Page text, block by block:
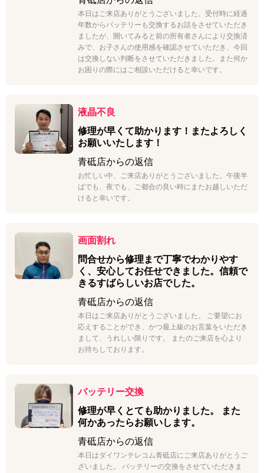
本日はご来店ありがとうございました。受付時に経過
年数からバッテリーも交換するお話をさせていただき
ましたが、開いてみると前の所有者さんにより交換済
みで、お子さんの使用感を確認させていただき、今回
は交換しない判断をさせていただきました。また何か
お困りの際にはご相談いただけると幸いです。
液晶不良
修理が早くて助かります！またよろしく
お願いいたします！
青砥店からの返信
お忙しい中、ご来店ありがとうございました。午後半
ばでも、夜でも、ご都合の良い時にまたお越しいただ
けると幸いです。
画面割れ
問合せから修理まで丁寧でわかりやす
く、安心してお任せできました。信頼で
きるすばらしいお店でした。
青砥店からの返信
本日はご来店ありがとうございました。 ご要望にお
応えすることができ、かつ最上級のお言葉をいただき
まして、うれしい限りです。 またのご来店を心より
お待ちしております。
バッテリー交換
修理が早くとても助かりました。 また
何かあったらお願いします。
青砥店からの返信
本日はダイワンテレコム青砥店にご来店ありがとうご
ざいました。 バッテリーの交換をさせていただきま